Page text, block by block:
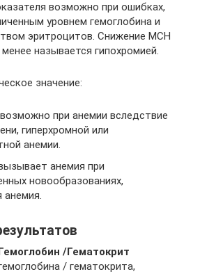
возможно при ошибках,
уровнем гемоглобина и
эритроцитов. Снижение MCH
называется гипохромией.
значение:
при анемии вследствие
гиперхромной или
анемии.
анемия при
новообразованиях,
анемия.
/Гематокрит
/ гематокрита,